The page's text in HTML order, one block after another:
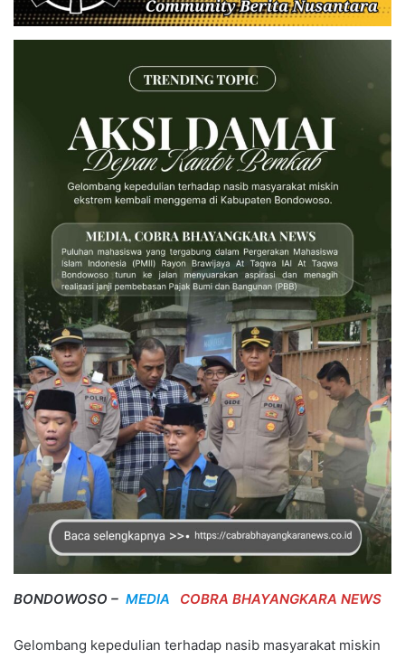
BONDOWOSO – MEDIA COBRA BHAYANGKARA NEWS
Gelombang kepedulian terhadap nasib masyarakat miskin